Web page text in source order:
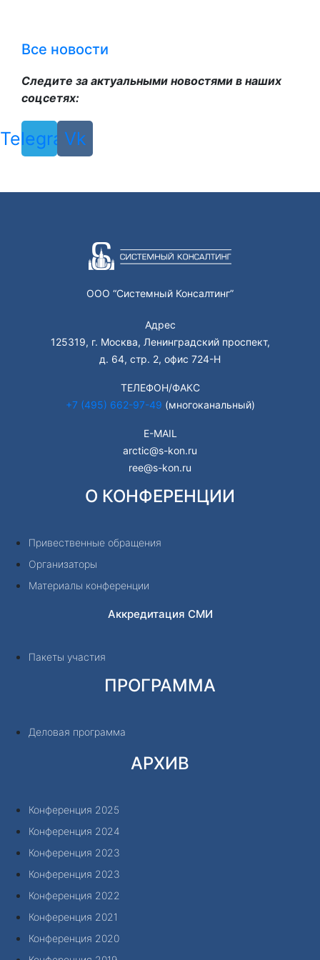
Все новости
Следите за актуальными новостями в наших
соцсетях:
Telegram
Vk
ООО “Системный Консалтинг”
Адрес
125319, г. Москва, Ленинградский проспект,
д. 64, стр. 2, офис 724-Н
ТЕЛЕФОН/ФАКС
+7 (495) 662-97-49 (многоканальный)
E-MAIL
arctic@s-kon.ru
ree@s-kon.ru
О КОНФЕРЕНЦИИ
Привественные обращения
Организаторы
Материалы конференции
Аккредитация СМИ
Пакеты участия
ПРОГРАММА
Деловая программа
АРХИВ
Конференция 2025
Конференция 2024
Конференция 2023
Конференция 2023
Конференция 2022
Конференция 2021
Конференция 2020